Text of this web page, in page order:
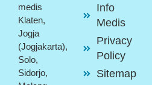
medis
Klaten,
Jogja
(Jogjakarta),
Solo,
Sidorjo,
Info
Medis
Privacy
Policy
Sitemap